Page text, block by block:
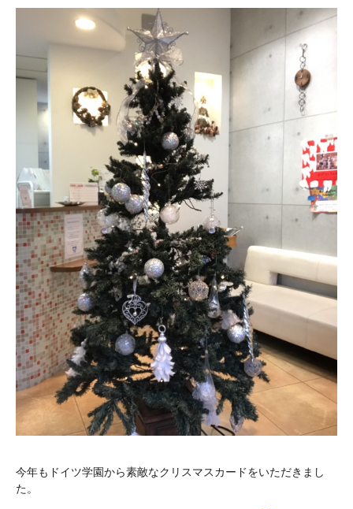
今年もドイツ学園から素敵なクリスマスカードをいただきまし
た。